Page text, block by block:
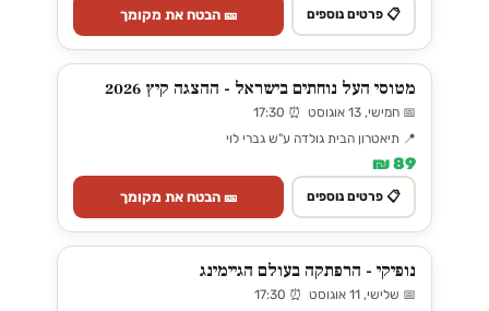
📋 פרטים נוספים 🎫 הבטח את מקומך
מטוסי העל נוחתים בישראל - ההצגה קיץ 2026
📅 חמישי, 13 אוגוסט ⏰ 17:30
📍 תיאטרון הבית גולדה ע"ש גברי לוי
89 ₪
📋 פרטים נוספים 🎫 הבטח את מקומך
נופיקי - הרפתקה בעולם הגיימינג
📅 שלישי, 11 אוגוסט ⏰ 17:30